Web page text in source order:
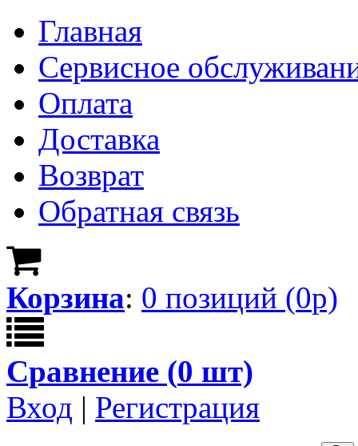
Главная
Сервисное
Оплата
Доставка
Возврат
Обратная связь
Корзина: 0 позиций (0р)
Сравнение (0 шт)
Вход | Регистрация